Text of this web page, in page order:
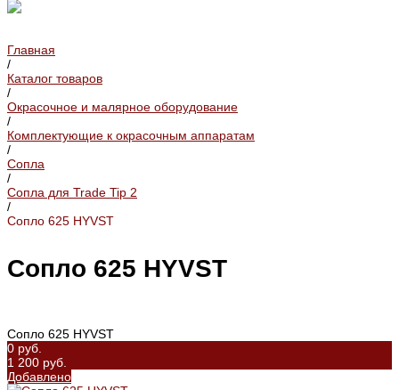
Главная
/
Каталог товаров
/
Окрасочное и малярное оборудование
/
Комплектующие к окрасочным аппаратам
/
Сопла
/
Сопла для Trade Tip 2
/
Сопло 625 HYVST
Сопло 625 HYVST
Сопло 625 HYVST
0 руб.
1 200 руб.
Добавлено